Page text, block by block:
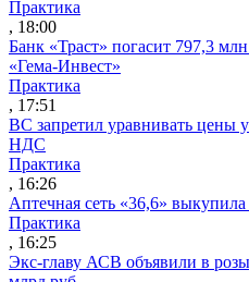
Практика
, 18:00
Банк «Траст» погасит 797,3
«Гема-Инвест»
Практика
, 17:51
ВС запретил уравнивать цены
НДС
Практика
, 16:26
Аптечная сеть «36,6»
Практика
, 16:25
Экс-главу АСВ объявили в